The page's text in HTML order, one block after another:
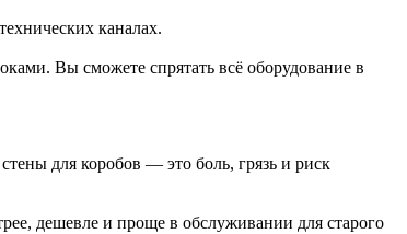
каналах.
Вы сможете спрятать всё оборудование в
для коробов — это боль, грязь и риск
дешевле и проще в обслуживании для старого